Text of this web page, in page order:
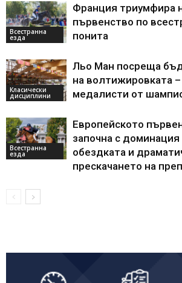
Всестранна
езда
Франция триумфира
първенство по
понита
Класически
дисциплини
Льо Ман посреща
на волтижировката
медалисти от
Всестранна
езда
Европейското
започна с доминация
обездката и
прескачането на